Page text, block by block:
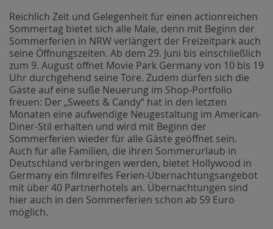
Reichlich Zeit und Gelegenheit für einen actionreichen
Sommertag bietet sich alle Male, denn mit Beginn der
Sommerferien in NRW verlängert der Freizeitpark auch
seine Öffnungszeiten. Ab dem 29. Juni bis einschließlich
zum 9. August öffnet Movie Park Germany von 10 bis 19
Uhr durchgehend seine Tore. Zudem dürfen sich die
Gäste auf eine süße Neuerung im Shop-Portfolio
freuen: Der „Sweets & Candy“ hat in den letzten
Monaten eine aufwendige Neugestaltung im American-
Diner-Stil erhalten und wird mit Beginn der
Sommerferien wieder für alle Gäste geöffnet sein.
Auch für alle Familien, die ihren Sommerurlaub in
Deutschland verbringen werden, bietet Hollywood in
Germany ein filmreifes Ferien-Übernachtungsangebot
mit über 40 Partnerhotels an. Übernachtungen sind
hier auch in den Sommerferien schon ab 59 Euro
möglich.